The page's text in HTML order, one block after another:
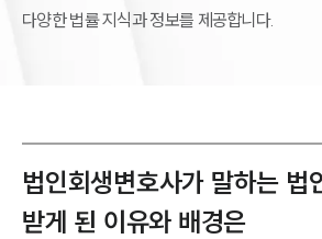
다양한 법률 지식과 정보를 제공합니다.
법인회생변호사가 말하는 법
받게 된 이유와 배경은